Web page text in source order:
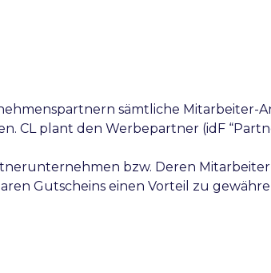
sämtliche Mitarbeiter-
CL plant den Werbepartner (idF
bzw. Deren
Gutscheins einen Vorteil zu